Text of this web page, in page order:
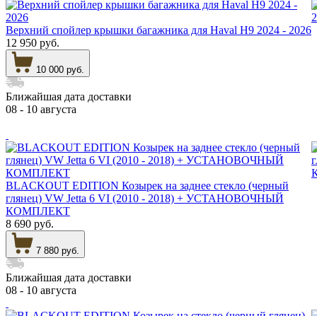
Верхний спойлер крышки багажника для Haval H9 2024 - 2026
12 950 руб.
10 000 руб.
Ближайшая дата доставки
08 - 10 августа
BLACKOUT EDITION Козырек на заднее стекло (черный
глянец) VW Jetta 6 VI (2010 - 2018) + УСТАНОВОЧНЫЙ
КОМПЛЕКТ
8 690 руб.
7 880 руб.
Ближайшая дата доставки
08 - 10 августа